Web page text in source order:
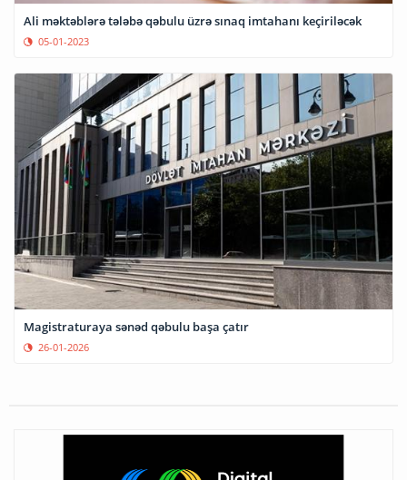
Ali məktəblərə tələbə qəbulu üzrə sınaq imtahanı keçiriləcək
05-01-2023
Magistraturaya sənəd qəbulu başa çatır
26-01-2026